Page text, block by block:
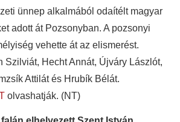
ünnep alkalmából odaítélt magyar
adott át Pozsonyban. A pozsonyi
vehette át az elismerést.
Szilviát, Hecht Annát, Újváry Lászlót,
Attilát és Hrubík Bélát.
olvashatják. (NT)